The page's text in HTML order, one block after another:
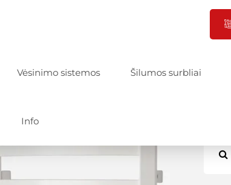
Vėsinimo sistemos Šilumos surbliai
Info